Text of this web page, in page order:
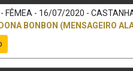
- FÊMEA - 16/07/2020 -
BONBON (MENSAGEIRO